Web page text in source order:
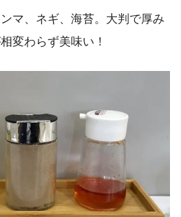
マ、ネギ、海苔。大判で厚み
変わらず美味い！